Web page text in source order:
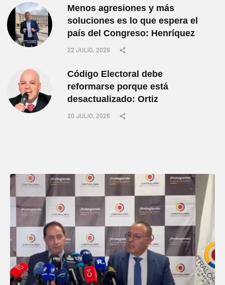
Menos agresiones y más
soluciones es lo que espera el
país del Congreso: Henríquez
22 JULIO, 2026
Código Electoral debe
reformarse porque está
desactualizado: Ortiz
20 JULIO, 2026